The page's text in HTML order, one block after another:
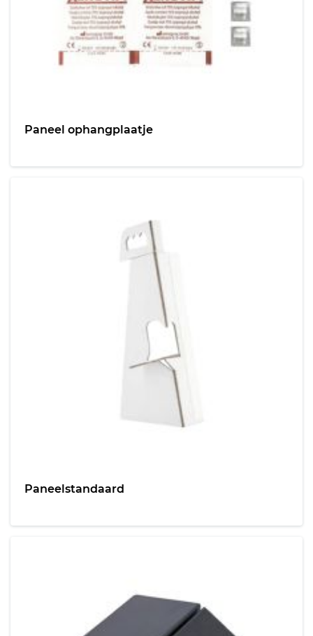
Paneel ophangplaatje
Paneelstandaard